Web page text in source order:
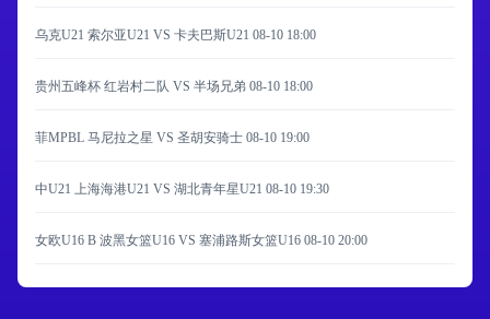
乌克U21 索尔亚U21 VS 卡夫巴斯U21 08-10 18:00
贵州五峰杯 红岩村二队 VS 半场兄弟 08-10 18:00
菲MPBL 马尼拉之星 VS 圣胡安骑士 08-10 19:00
中U21 上海海港U21 VS 湖北青年星U21 08-10 19:30
女欧U16 B 波黑女篮U16 VS 塞浦路斯女篮U16 08-10 20:00